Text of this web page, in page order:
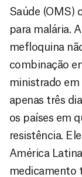
Saúde (OMS)
para malária.
mefloquina
combinação
ministrado em
apenas três
os países em
resistência.
América
medicamento